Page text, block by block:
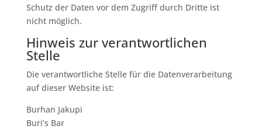
Schutz der Daten vor dem Zugriff durch Dritte ist
nicht möglich.
Hinweis zur verantwortlichen
Stelle
Die verantwortliche Stelle für die Datenverarbeitung
auf dieser Website ist:
Burhan Jakupi
Buri’s Bar